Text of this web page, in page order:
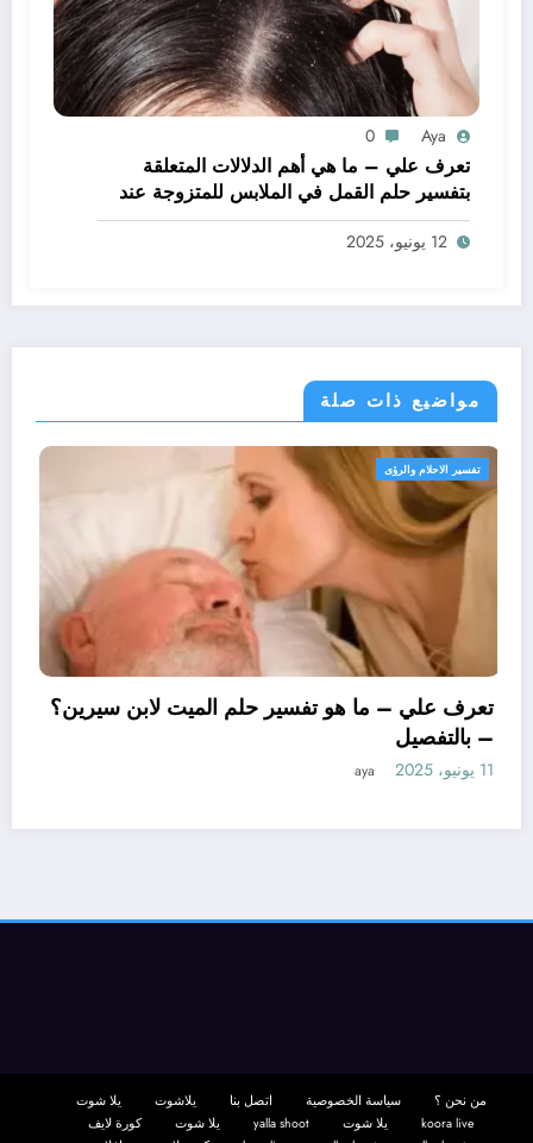
Aya
0
تعرف علي – ما هي أهم الدلالات المتعلقة
بتفسير حلم القمل في الملابس للمتزوجة عند
ابن سيرين؟ – بالتفصيل
12 يونيو، 2025
مواضيع ذات صلة
تفسير الاحلام والرؤى
تعرف علي – ما هو تفسير
سيرين لتفسير حلم